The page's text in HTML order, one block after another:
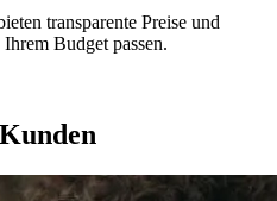
transparente Preise und
Budget passen.